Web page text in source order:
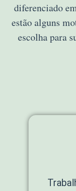
diferenciado
estão alguns
escolha para